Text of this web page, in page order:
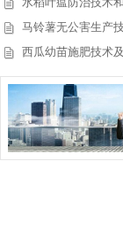
马铃薯无公害生产
西瓜幼苗施肥技术